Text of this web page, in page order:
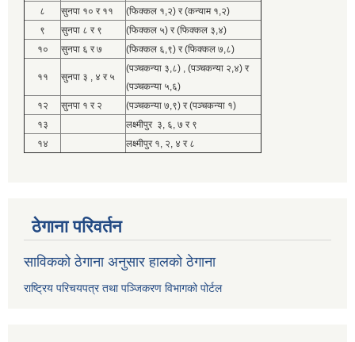
८
सुनपा १० र ११
(फिक्कल १,२) र (कन्याम १,२)
९
सुनपा ८ र ९
(फिक्कल ५) र (फिक्कल ३,४)
१०
सुनपा ६ र ७ (फिक्कल ६,९) र (फिक्कल ७,८)
११ सुनपा ३ , ४ र ५
(पञ्चकन्या ३,८) , (पञ्चकन्या २,४) र
(पञ्चकन्या ५,६)
१२
सुनपा १ र २
(पञ्चकन्या ७,९) र (पञ्चकन्या १)
१३
लक्ष्मीपुर ३, ६, ७ र ९
१४
लक्ष्मीपुर १, २, ४ र ८
ठेगाना परिवर्तन
साविकको ठेगाना अनुसार हालको ठेगाना
राष्ट्रिय परिचयपत्र तथा पञ्जिकरण विभागको पोर्टल